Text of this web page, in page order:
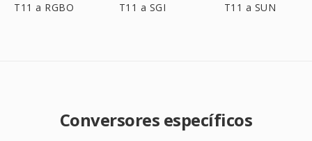
T11 a RGBO T11 a SGI T11 a SUN
Conversores específicos